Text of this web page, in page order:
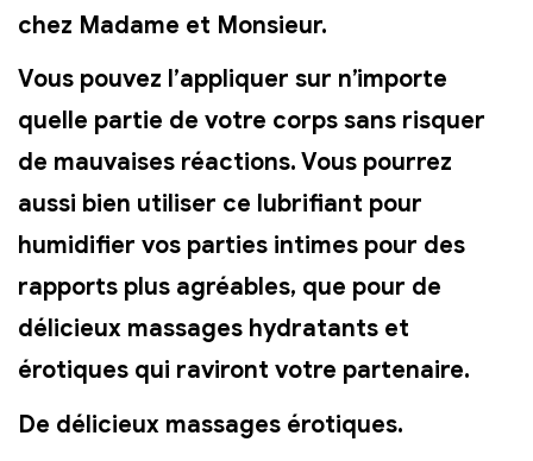
chez Madame et Monsieur.
Vous pouvez l’appliquer sur n’importe
quelle partie de votre corps sans risquer
de mauvaises réactions. Vous pourrez
aussi bien utiliser ce lubrifiant pour
humidifier vos parties intimes pour des
rapports plus agréables, que pour de
délicieux massages hydratants et
érotiques qui raviront votre partenaire.
De délicieux massages érotiques.